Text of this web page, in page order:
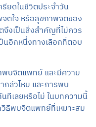
ยดในชีวิตประจำวัน
ตใจ หรือสุขภาพจิตของ
จึงเป็นสิ่งสำคัญที่ไม่ควร
นอีกหนึ่งทางเลือกที่ตอบ
พบจิตแพทย์ และมีความ
กลัวไหม และการพบ
ทีเลยหรือไม่ ในบทความนี้
วิธีพบจิตแพทย์ที่เหมาะสม